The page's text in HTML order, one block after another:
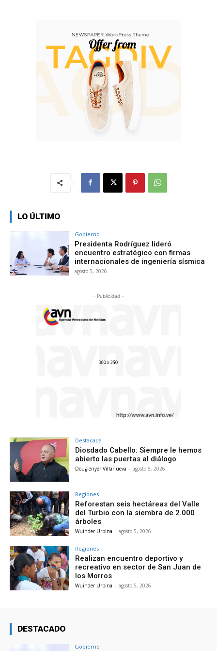
LO ÚLTIMO
Gobierno
Presidenta Rodríguez lideró
encuentro estratégico con firmas
internacionales de ingeniería sísmica
agosto 5, 2026
- Publicidad -
Destacada
Diosdado Cabello: Siempre le hemos
abierto las puertas al diálogo
Douglenyer Villanueva - agosto 5, 2026
Regiones
Reforestan seis hectáreas del Valle
del Turbio con la siembra de 2.000
árboles
Wuinder Urbina - agosto 5, 2026
Regiones
Realizan encuentro deportivo y
recreativo en sector de San Juan de
los Morros
Wuinder Urbina - agosto 5, 2026
DESTACADO
Gobierno